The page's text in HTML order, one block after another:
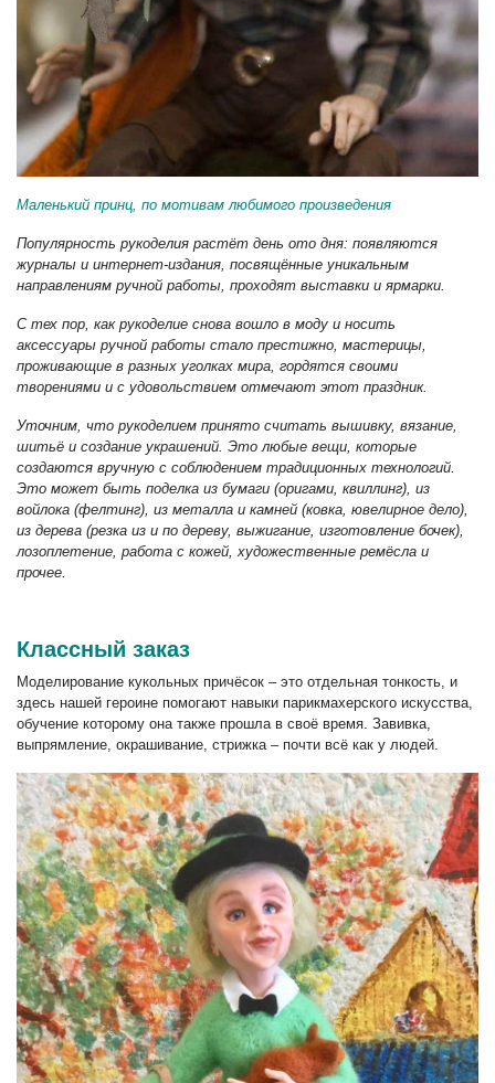
Маленький принц, по мотивам любимого произведения
Популярность рукоделия растёт день ото дня: появляются
журналы и интернет-издания, посвящённые уникальным
направлениям ручной работы, проходят выставки и ярмарки.
С тех пор, как рукоделие снова вошло в моду и носить
аксессуары ручной работы стало престижно, мастерицы,
проживающие в разных уголках мира, гордятся своими
творениями и с удовольствием отмечают этот праздник.
Уточним, что рукоделием принято считать вышивку, вязание,
шитьё и создание украшений. Это любые вещи, которые
создаются вручную с соблюдением традиционных технологий.
Это может быть поделка из бумаги (оригами, квиллинг), из
войлока (фелтинг), из металла и камней (ковка, ювелирное дело),
из дерева (резка из и по дереву, выжигание, изготовление бочек),
лозоплетение, работа с кожей, художественные ремёсла и
прочее.
Классный заказ
Моделирование кукольных причёсок – это отдельная тонкость, и
здесь нашей героине помогают навыки парикмахерского искусства,
обучение которому она также прошла в своё время. Завивка,
выпрямление, окрашивание, стрижка – почти всё как у людей.